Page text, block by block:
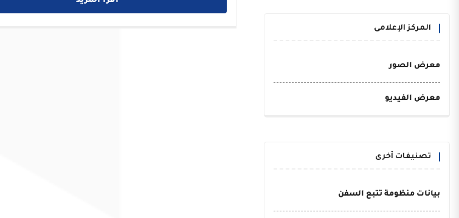
المركز الإعلامى
معرض الصور
معرض الفيديو
تصنيفات أخرى
بيانات منظومة تتبع السفن